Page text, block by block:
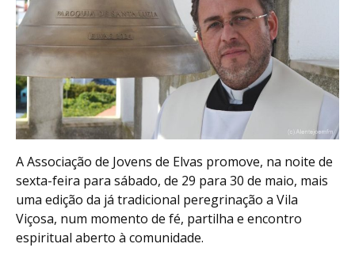
A Associação de Jovens de Elvas promove, na noite de
sexta-feira para sábado, de 29 para 30 de maio, mais
uma edição da já tradicional peregrinação a Vila
Viçosa, num momento de fé, partilha e encontro
espiritual aberto à comunidade.